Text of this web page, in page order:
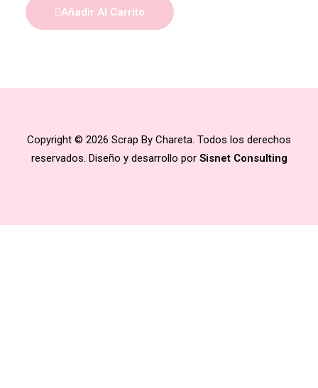
Añadir Al Carrito
Copyright © 2026 Scrap By Chareta. Todos los derechos
reservados. Diseño y desarrollo por Sisnet Consulting